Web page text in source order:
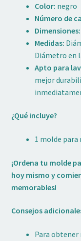
Color: negro
Número de
Dimensiones:
Medidas:
Diámetro en
Apto para
mejor
¿Qué incluye?
1 molde para
¡Ordena tu molde
hoy mismo y
memorables!
Consejos
Para obtener